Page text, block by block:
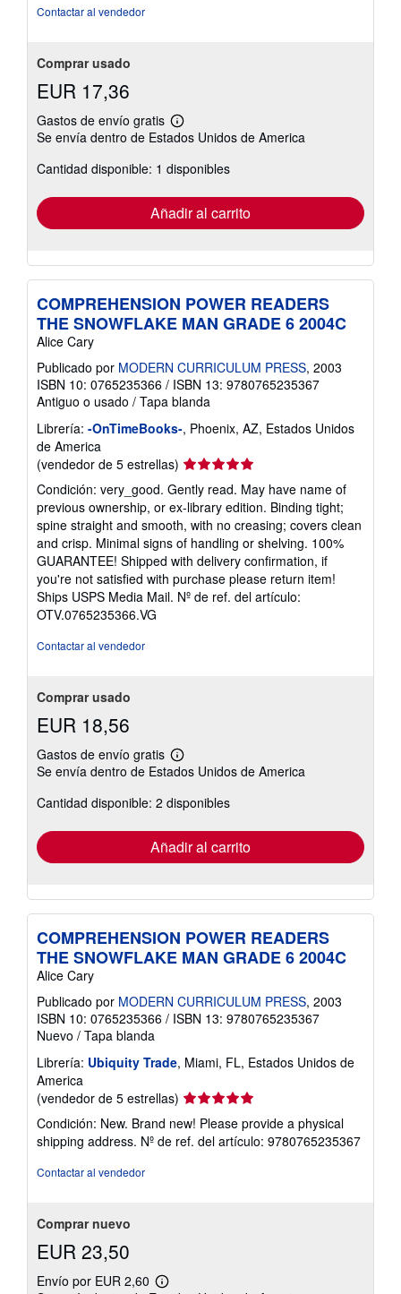
Contactar al vendedor
Comprar usado
EUR 17,36
Gastos de envío gratis
Más
información
las
tarifas
envío
Se envía dentro de Estados Unidos de America
Cantidad disponible: 1 disponibles
Añadir al carrito
COMPREHENSION POWER READERS
THE SNOWFLAKE MAN GRADE 6 2004C
Alice Cary
Publicado por MODERN CURRICULUM PRESS, 2003
ISBN 10: 0765235366 / ISBN 13: 9780765235367
Antiguo o usado / Tapa blanda
Librería: -OnTimeBooks-, Phoenix, AZ, Estados Unidos
de America
(vendedor de 5 estrellas) Calificación
del
vendedor:
5
de
5
estrellas
Condición: very_good. Gently read. May have name of
previous ownership, or ex-library edition. Binding tight;
spine straight and smooth, with no creasing; covers clean
and crisp. Minimal signs of handling or shelving. 100%
GUARANTEE! Shipped with delivery confirmation, if
you're not satisfied with purchase please return item!
Ships USPS Media Mail. Nº de ref. del artículo:
OTV.0765235366.VG
Contactar al vendedor
Comprar usado
EUR 18,56
Gastos de envío gratis
Más
información
las
tarifas
envío
Se envía dentro de Estados Unidos de America
Cantidad disponible: 2 disponibles
Añadir al carrito
COMPREHENSION POWER READERS
THE SNOWFLAKE MAN GRADE 6 2004C
Alice Cary
Publicado por MODERN CURRICULUM PRESS, 2003
ISBN 10: 0765235366 / ISBN 13: 9780765235367
Nuevo / Tapa blanda
Librería: Ubiquity Trade, Miami, FL, Estados Unidos de
America
(vendedor de 5 estrellas) Calificación
del
vendedor:
5
Condición: New. Brand new! Please provide a physical
shipping address. Nº de ref. del artículo: 9780765235367
Contactar al vendedor
Comprar nuevo
EUR 23,50
Envío por EUR 2,60
Más